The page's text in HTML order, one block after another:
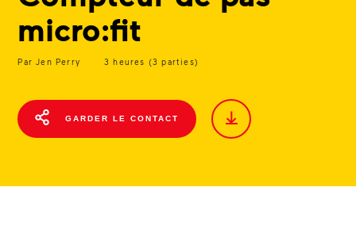
micro:fit
Par Jen Perry 3 heures (3 parties)
GARDER LE CONTACT